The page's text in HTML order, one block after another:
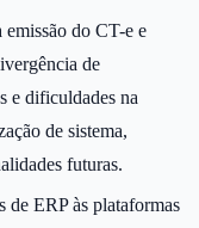
emissão do CT-e e
de
e dificuldades na
de sistema,
futuras.
de ERP às plataformas